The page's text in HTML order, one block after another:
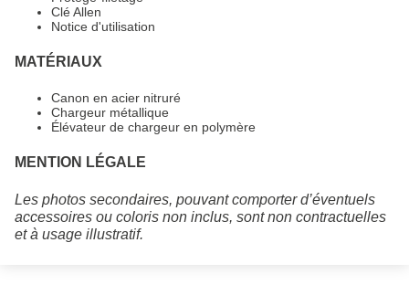
Clé Allen
Notice d'utilisation
MATÉRIAUX
Canon en acier nitruré
Chargeur métallique
Élévateur de chargeur en polymère
MENTION LÉGALE
Les photos secondaires, pouvant comporter d’éventuels
accessoires ou coloris non inclus, sont non contractuelles
et à usage illustratif.